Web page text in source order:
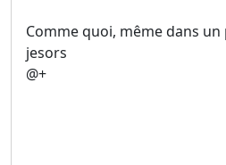
Comme quoi, même dans
jesors
@+